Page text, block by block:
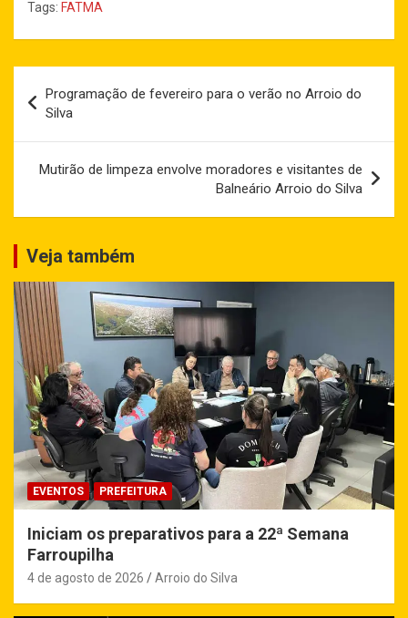
Tags: FATMA
de
Post
Programação de fevereiro para o verão no Arroio do
Silva
Mutirão de limpeza envolve moradores e visitantes de
Balneário Arroio do Silva
Veja também
EVENTOS PREFEITURA
Iniciam os preparativos para a 22ª Semana
Farroupilha
4 de agosto de 2026 Arroio do Silva